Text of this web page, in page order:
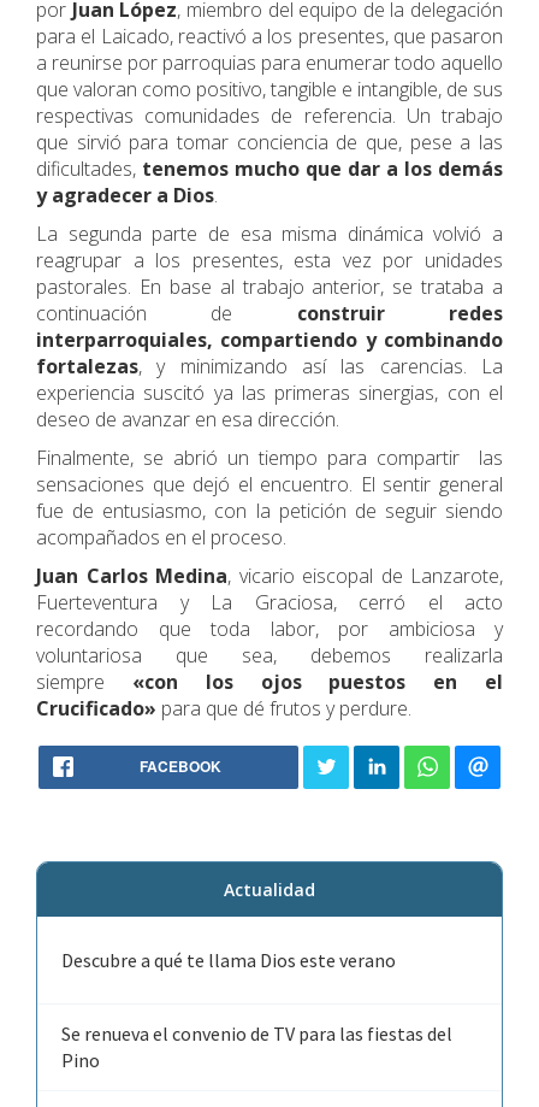
por Juan López, miembro del equipo de la delegación
para el Laicado, reactivó a los presentes, que pasaron
a reunirse por parroquias para enumerar todo aquello
que valoran como positivo, tangible e intangible, de sus
respectivas comunidades de referencia. Un trabajo
que sirvió para tomar conciencia de que, pese a las
dificultades, tenemos mucho que dar a los demás
y agradecer a Dios.
La segunda parte de esa misma dinámica volvió a
reagrupar a los presentes, esta vez por unidades
pastorales. En base al trabajo anterior, se trataba a
continuación de construir redes
interparroquiales, compartiendo y combinando
fortalezas, y minimizando así las carencias. La
experiencia suscitó ya las primeras sinergias, con el
deseo de avanzar en esa dirección.
Finalmente, se abrió un tiempo para compartir las
sensaciones que dejó el encuentro. El sentir general
fue de entusiasmo, con la petición de seguir siendo
acompañados en el proceso.
Juan Carlos Medina, vicario eiscopal de Lanzarote,
Fuerteventura y La Graciosa, cerró el acto
recordando que toda labor, por ambiciosa y
voluntariosa que sea, debemos realizarla
siempre «con los ojos puestos en el
Crucificado» para que dé frutos y perdure.
FACEBOOK
Actualidad
Descubre a qué te llama Dios este verano
Se renueva el convenio de TV para las fiestas del
Pino